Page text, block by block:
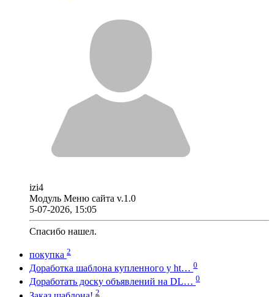
izi4
Модуль Меню сайта v.1.0
5-07-2026, 15:05
Спасибо нашел.
покупка 2
Доработка шаблона купленного у ht… 0
Доработать доску объявлений на DL… 0
2